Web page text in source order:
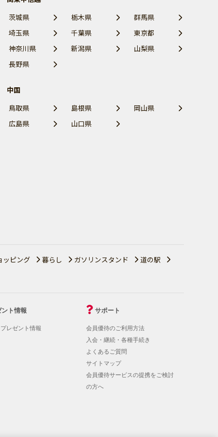
茨城県
栃木県
群馬県
埼玉県
千葉県
東京都
神奈川県
新潟県
山梨県
長野県
中国
鳥取県
島根県
岡山県
広島県
山口県
ッピング 暮らし ガソリンスタンド 道の駅
ト情報
レゼント情報
サポート
会員優待のご利用方法
入会・継続・各種手続き
よくあるご質問
サイトマップ
会員優待サービスの提携をご検討
の方へ